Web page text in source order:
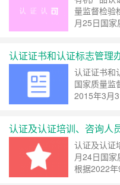
量监督检验
月25日国
读 »
认证证书和认证标志管理
认证证书和
国家质量监
2015年3月
继续阅读 »
认证及认证培训、咨询人
认证及认证
月24日国
根据2022